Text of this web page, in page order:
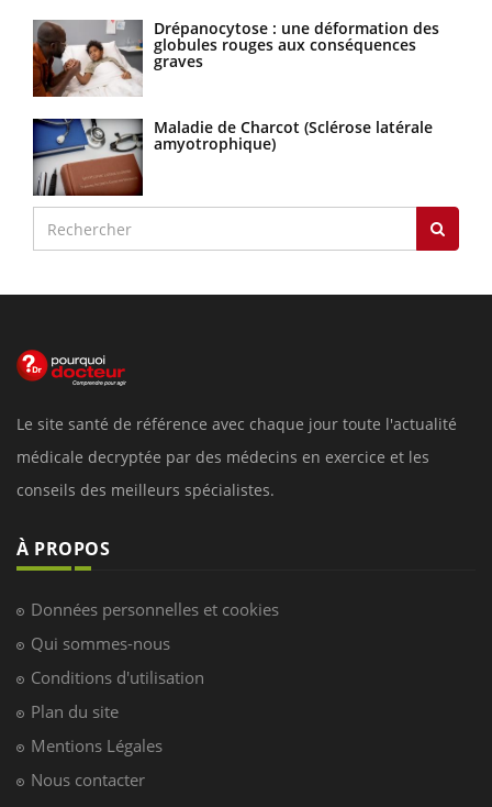
Drépanocytose : une déformation des
globules rouges aux conséquences
graves
Maladie de Charcot (Sclérose latérale
amyotrophique)
Le site santé de référence avec chaque jour toute l'actualité
médicale decryptée par des médecins en exercice et les
conseils des meilleurs spécialistes.
À PROPOS
Données personnelles et cookies
Qui sommes-nous
Conditions d'utilisation
Plan du site
Mentions Légales
Nous contacter